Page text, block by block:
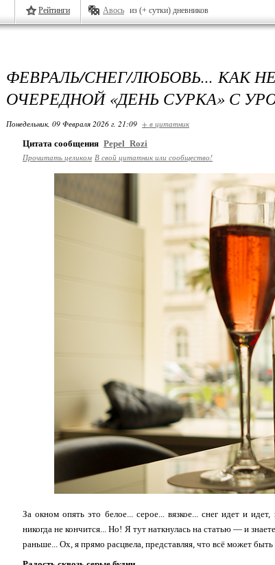
Рейтинги Авось из (+ сутки) дневников
ФЕВРАЛЬ/СНЕГ/ЛЮБОВЬ... КАК
ОЧЕРЕДНОЙ «ДЕНЬ СУРКА» С
Понедельник, 09 Февраля 2026 г. 21:09 + в цитатник
Цитата сообщения Pepel_Rozi
Прочитать целиком В свой цитатник или сообщество!
За окном опять это белое... серое... вязкое... снег идет и
никогда не кончится... Но! Я тут наткнулась на статью — и
раньше... Ох, я прямо расцвела, представляя, что всё может